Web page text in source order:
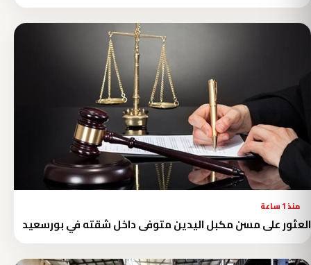
منذ 1 ساعة
العثور على مسن مكبل اليدين متوفى داخل شقته في بورسعيد